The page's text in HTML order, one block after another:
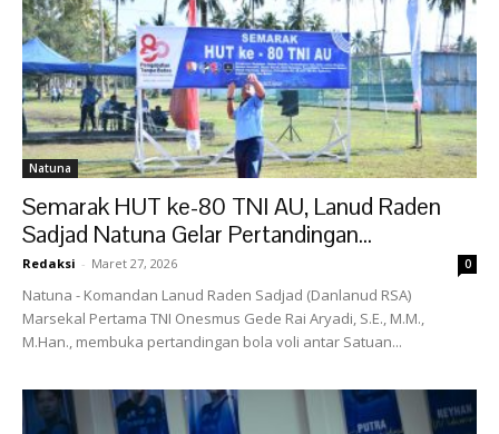
Natuna
Semarak HUT ke-80 TNI AU, Lanud Raden
Sadjad Natuna Gelar Pertandingan...
Redaksi - Maret 27, 2026 0
Natuna - Komandan Lanud Raden Sadjad (Danlanud RSA)
Marsekal Pertama TNI Onesmus Gede Rai Aryadi, S.E., M.M.,
M.Han., membuka pertandingan bola voli antar Satuan...